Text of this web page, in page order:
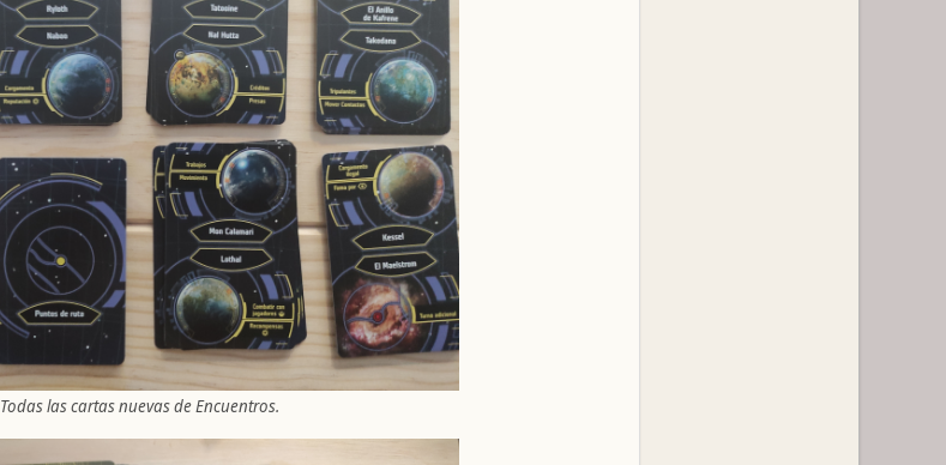
Todas las cartas nuevas de Encuentros.